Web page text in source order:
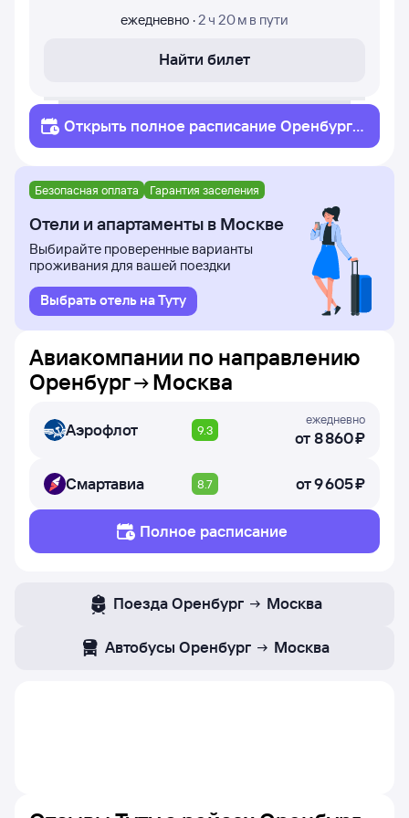
ежедневно ·2 ч 20 м в пути
Найти билет
Открыть полное расписание Оренбург
Москва
Безопасная оплата Гарантия заселения
Отели и апартаменты в Москве
Выбирайте проверенные варианты
проживания для вашей поездки
Выбрать отель на Туту
Авиакомпании по направлению
Оренбург
Москва
Аэрофлот 9.3
ежедневно
от8 ⁠860 ⁠₽
Смартавиа 8.7 от9 ⁠605 ⁠₽
Полное расписание
Поезда Оренбург Москва
Автобусы Оренбург Москва